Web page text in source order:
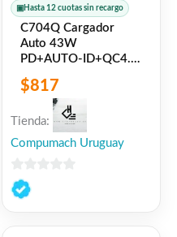
▣ Hasta 12 cuotas sin recargo
C704Q Cargador
Auto 43W
PD+AUTO-ID+QC4.0
Bluetooth FM Pantalla
LED Tipo C a Tipo C
Negro LDNIO
$817
Tienda:
Compumach Uruguay
0
de